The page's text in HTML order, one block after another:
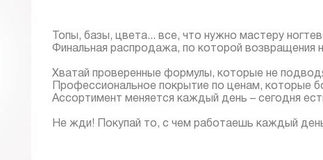
Топы, базы, цвета... все, что нужно мастеру
Финальная распродажа, по которой возвращения
Хватай проверенные формулы, которые не
Профессиональное покрытие по ценам, которые
Ассортимент меняется каждый день – сегодня
Не жди! Покупай то, с чем работаешь каждый